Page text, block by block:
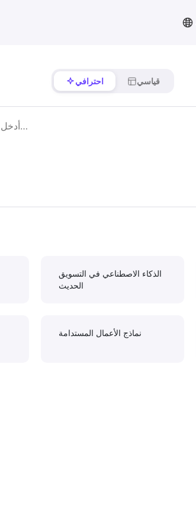
احترافي قياسي
الذكاء الاصطناعي في التسويق
الحديث
نماذج الأعمال المستدامة